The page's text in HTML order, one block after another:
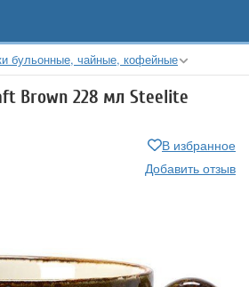
бульонные, чайные, кофейные
Brown 228 мл Steelite
В избранное
Добавить отзыв